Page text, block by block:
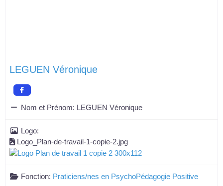
LEGUEN Véronique
Nom et Prénom: LEGUEN Véronique
Logo:
Logo_Plan-de-travail-1-copie-2.jpg
Fonction: Praticiens/nes en PsychoPédagogie Positive